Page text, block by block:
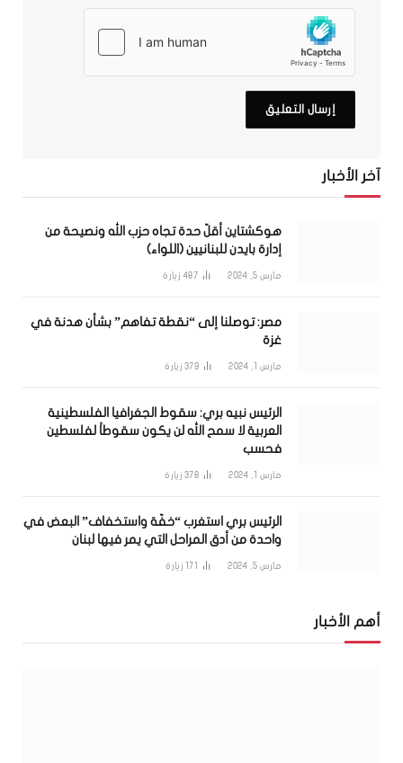
آخر الأخبار
هوكشتاين أقلّ حدة تجاه حزب الله ونصيحة من
إدارة بايدن للبنانيين (اللواء)
مارس 5, 2024 487 زيارة
مصر: توصلنا إلى “نقطة تفاهم” بشأن هدنة في
غزة
مارس 1, 2024 379 زيارة
الرئيس نبيه بري: سقوط الجغرافيا الفلسطينية
العربية لا سمح الله لن يكون سقوطاً لفلسطين
فحسب
مارس 1, 2024 378 زيارة
الرئيس بري استغرب “خفّة واستخفاف” البعض في
واحدة من أدق المراحل التي يمر فيها لبنان
مارس 5, 2024 171 زيارة
أهم الأخبار